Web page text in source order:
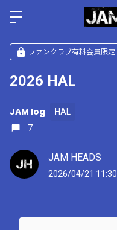
ファンクラブ有料会員限定
2026 HAL
JAM log
HAL
7
JAM HEADS
2026/04/21 11:30